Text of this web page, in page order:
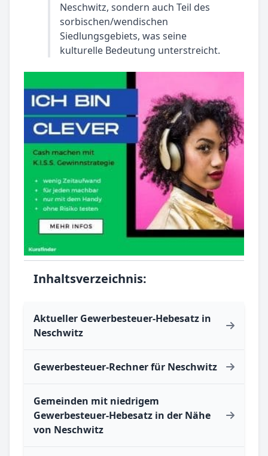
Neschwitz, sondern auch Teil des
sorbischen/wendischen
Siedlungsgebiets, was seine
kulturelle Bedeutung unterstreicht.
Inhaltsverzeichnis:
Aktueller Gewerbesteuer-Hebesatz in
Neschwitz
Gewerbesteuer-Rechner für Neschwitz
Gemeinden mit niedrigem
Gewerbesteuer-Hebesatz in der Nähe
von Neschwitz